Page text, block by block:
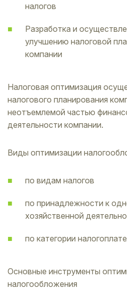
налогов
Разработка и
улучшению налоговой
компании
Налоговая оптимизация
налогового планирования
неотъемлемой частью
деятельности компании.
Виды оптимизации
по видам налогов
по принадлежности к
хозяйственной
по категории
Основные инструменты
налогообложения